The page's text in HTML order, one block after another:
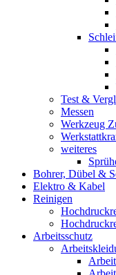
Test &
Messen
Werkzeug
weiteres
Bohrer, Dübel &
Elektro & Kabel
Reinigen
Arbeitsschutz